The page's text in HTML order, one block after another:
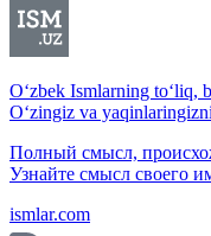
O‘zbek Ismlarning to‘liq,
O‘zingiz va
Полный смысл,
Узнайте смысл своего
ismlar.com